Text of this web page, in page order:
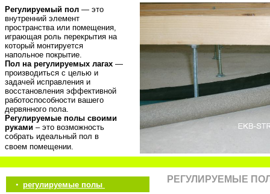
Регулируемый пол — это
внутренний элемент
пространства или помещения,
играющая роль перекрытия на
который монтируется
напольное покрытие.
Пол на регулируемых лагах —
производиться с целью и
задачей исправления и
восстановления эффективной
работоспособности вашего
дервянного пола.
Регулируемые полы своими
руками – это возможность
собрать идеальный пол в
своем помещении.
• регулируемые полы
РЕГУЛИРУЕМЫЕ